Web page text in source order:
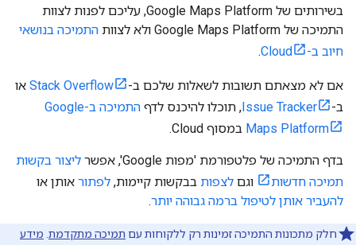
בשירותים של Google Maps Platform, עליכם לפנות לצוות
התמיכה של Google Maps Platform ולא לצוות
התמיכה בנושאי
חיוב ב-Cloud
.
אם לא מצאתם תשובות לשאלות שלכם ב- Stack Overflow או
ב-
Issue Tracker, תוכלו להיכנס לדף
התמיכה ב-Google
Maps Platform במסוף Cloud.
בדף התמיכה של פלטפורמת 'מפות Google', אפשר
ליצור בקשות
תמיכה חדשות
וגם לצפות בבקשות קיימות, לפתור אותן או
להעביר אותן לטיפול ברמה גבוהה יותר.
חלק מתכונות התמיכה זמינות רק ללקוחות עם תמיכה מתקדמת מידע